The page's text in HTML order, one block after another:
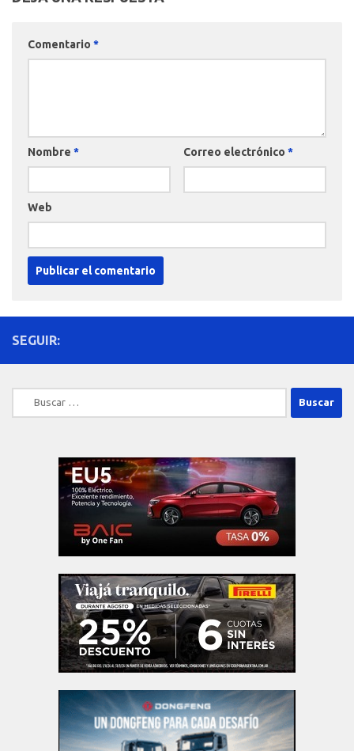
Comentario *
Nombre * Correo electrónico *
Web
SEGUIR:
Buscar: